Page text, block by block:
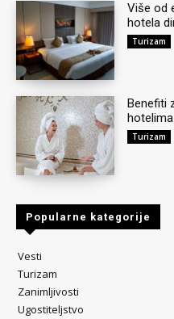
Više od
hotela
Turizam
Benefiti
Turizam
Popularne kategorije
Vesti
Turizam
Zanimljivosti
Ugostiteljstvo